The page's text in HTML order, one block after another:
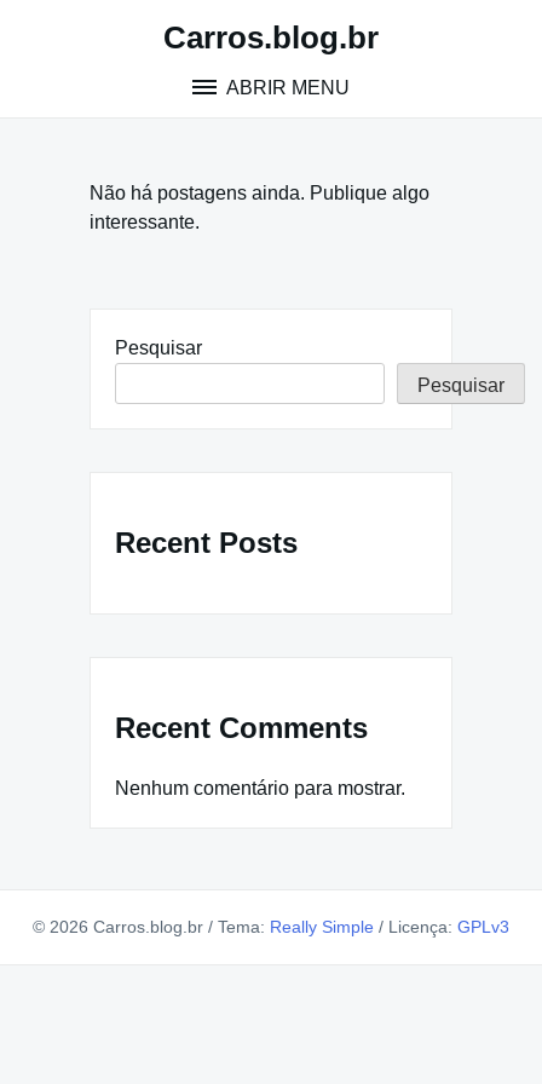
Carros.blog.br
ABRIR MENU
Não há postagens ainda. Publique algo
interessante.
Pesquisar
Pesquisar
Recent Posts
Recent Comments
Nenhum comentário para mostrar.
© 2026 Carros.blog.br / Tema: Really Simple / Licença: GPLv3